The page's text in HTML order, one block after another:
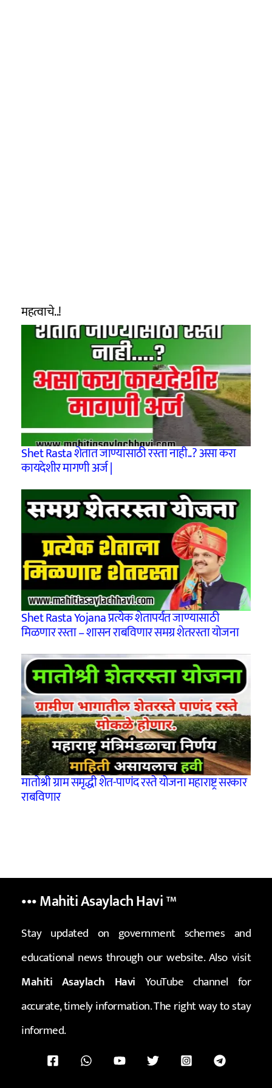
महत्वाचे..!
Shet Rasta शेतात जाण्यासाठी रस्ता नाही..? असा करा
कायदेशीर मागणी अर्ज |
Shet Rasta Yojana प्रत्येक शेतापर्यंत जाण्यासाठी
मिळणार रस्ता – शासन राबविणार समग्र शेतरस्ता योजना
मातोश्री ग्राम समृद्धी शेत-पाणंद रस्ते योजना महाराष्ट्र सरकार
राबविणार
••• Mahiti Asaylach Havi™
Stay updated on government schemes and
educational news through our website. Also visit
Mahiti Asaylach Havi YouTube channel for
accurate, timely information. The right way to stay
informed.